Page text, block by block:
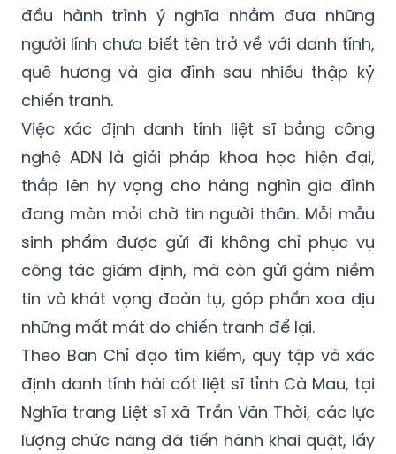
đầu hành trình ý nghĩa nhằm đưa những
người lính chưa biết tên trở về với danh tính,
quê hương và gia đình sau nhiều thập kỷ
chiến tranh.
Việc xác định danh tính liệt sĩ bằng công
nghệ ADN là giải pháp khoa học hiện đại,
thắp lên hy vọng cho hàng nghìn gia đình
đang mòn mỏi chờ tin người thân. Mỗi mẫu
sinh phẩm được gửi đi không chỉ phục vụ
công tác giám định, mà còn gửi gắm niềm
tin và khát vọng đoàn tụ, góp phần xoa dịu
những mất mát do chiến tranh để lại.
Theo Ban Chỉ đạo tìm kiếm, quy tập và xác
định danh tính hài cốt liệt sĩ tỉnh Cà Mau, tại
Nghĩa trang Liệt sĩ xã Trần Văn Thời, các lực
lượng chức năng đã tiến hành khai quật, lấy